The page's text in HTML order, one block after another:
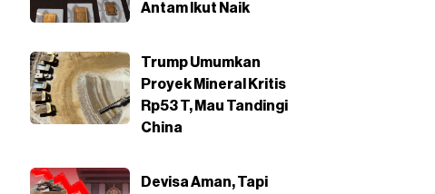
Antam Ikut Naik
Trump Umumkan
Proyek Mineral Kritis
Rp53 T, Mau Tandingi
China
Devisa Aman, Tapi